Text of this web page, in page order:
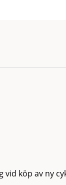
vid köp av ny